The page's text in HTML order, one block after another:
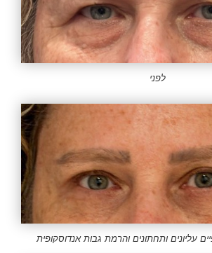
לפני
עליונים ותחתונים והרמת גבות אנדוסקופית